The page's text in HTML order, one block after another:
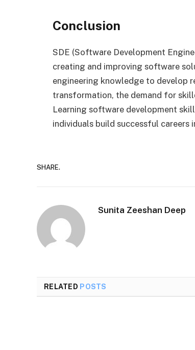
Conclusion
SDE (Software Development
creating and improving software
engineering knowledge to develop
transformation, the demand for
Learning software development
individuals build successful careers
SHARE.
Sunita Zeeshan Deep
RELATED POSTS